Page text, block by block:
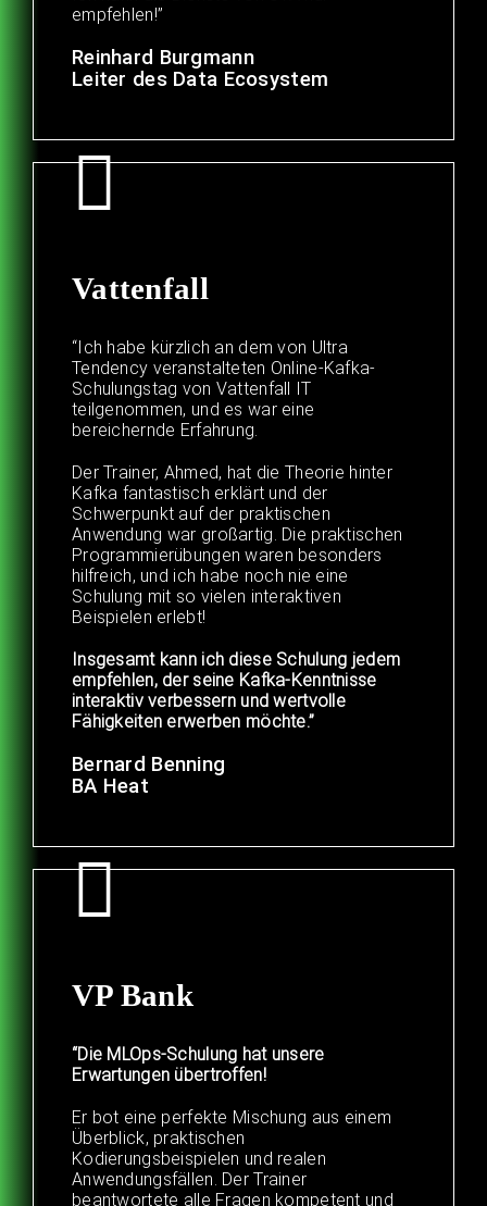
empfehlen!”
Reinhard Burgmann
Leiter des Data Ecosystem
Vattenfall
“Ich habe kürzlich an dem von Ultra
Tendency veranstalteten Online-Kafka-
Schulungstag von Vattenfall IT
teilgenommen, und es war eine
bereichernde Erfahrung.
Der Trainer, Ahmed, hat die Theorie hinter
Kafka fantastisch erklärt und der
Schwerpunkt auf der praktischen
Anwendung war großartig. Die praktischen
Programmierübungen waren besonders
hilfreich, und ich habe noch nie eine
Schulung mit so vielen interaktiven
Beispielen erlebt!
Insgesamt kann ich diese Schulung jedem
empfehlen, der seine Kafka-Kenntnisse
interaktiv verbessern und wertvolle
Fähigkeiten erwerben möchte.”
Bernard Benning
BA Heat
VP Bank
“Die MLOps-Schulung hat unsere
Erwartungen übertroffen!
Er bot eine perfekte Mischung aus einem
Überblick, praktischen
Kodierungsbeispielen und realen
Anwendungsfällen. Der Trainer
beantwortete alle Fragen kompetent und